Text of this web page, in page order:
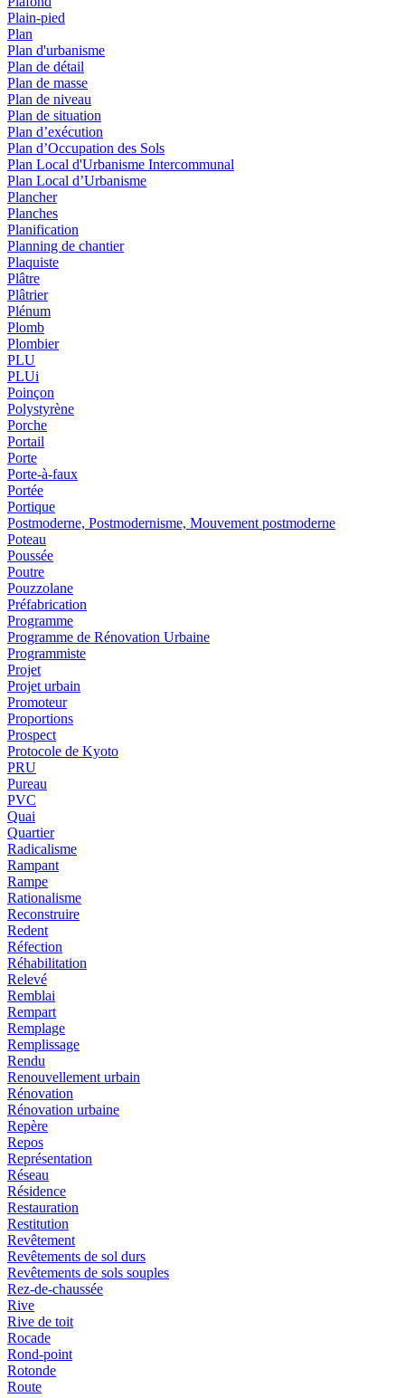
Plain-pied
Plan
Plan d'urbanisme
Plan de détail
Plan de masse
Plan de niveau
Plan de situation
Plan d’exécution
Plan d’Occupation des Sols
Plan Local d'Urbanisme Intercommunal
Plan Local d’Urbanisme
Plancher
Planches
Planification
Planning de chantier
Plaquiste
Plâtre
Plâtrier
Plénum
Plomb
Plombier
PLU
PLUi
Poinçon
Polystyrène
Porche
Portail
Porte
Porte-à-faux
Portée
Portique
Postmoderne, Postmodernisme, Mouvement postmoderne
Poteau
Poussée
Poutre
Pouzzolane
Préfabrication
Programme
Programme de Rénovation Urbaine
Programmiste
Projet
Projet urbain
Promoteur
Proportions
Prospect
Protocole de Kyoto
PRU
Pureau
PVC
Quai
Quartier
Radicalisme
Rampant
Rampe
Rationalisme
Reconstruire
Redent
Réfection
Réhabilitation
Relevé
Remblai
Rempart
Remplage
Remplissage
Rendu
Renouvellement urbain
Rénovation
Rénovation urbaine
Repère
Repos
Représentation
Réseau
Résidence
Restauration
Restitution
Revêtement
Revêtements de sol durs
Revêtements de sols souples
Rez-de-chaussée
Rive
Rive de toit
Rocade
Rond-point
Rotonde
Route